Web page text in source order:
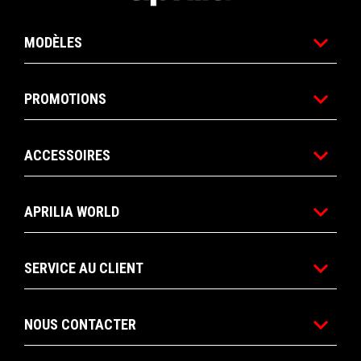
MODÈLES
PROMOTIONS
ACCESSOIRES
APRILIA WORLD
SERVICE AU CLIENT
NOUS CONTACTER